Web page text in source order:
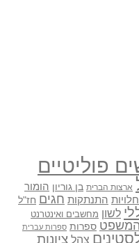
פוליטיים
ארצות הברית בן גוריון הומור
התנתקות חגים חז"ל
לשון מחשבים ואינטרנט
ספרות ספרות עברית
צהל ציונות